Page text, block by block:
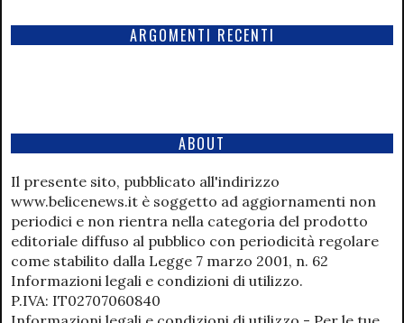
ARGOMENTI RECENTI
ABOUT
Il presente sito, pubblicato all'indirizzo
www.belicenews.it è soggetto ad aggiornamenti non
periodici e non rientra nella categoria del prodotto
editoriale diffuso al pubblico con periodicità regolare
come stabilito dalla Legge 7 marzo 2001, n. 62
Informazioni legali e condizioni di utilizzo.
P.IVA: IT02707060840